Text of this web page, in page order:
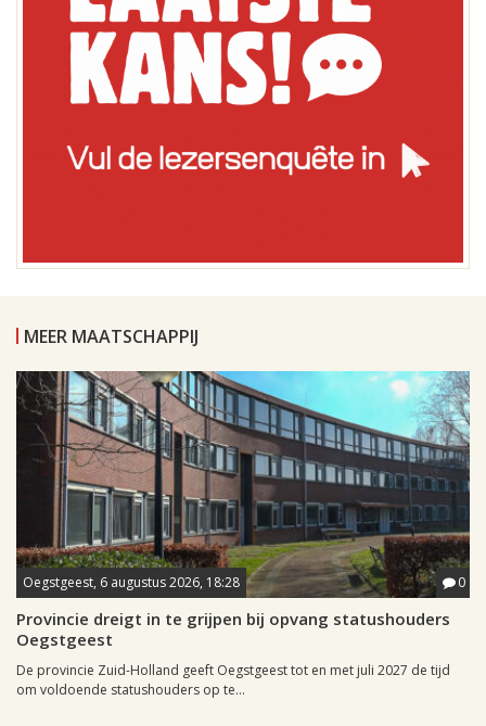
MEER MAATSCHAPPIJ
Oegstgeest, 6 augustus 2026, 18:28 0
Provincie dreigt in te grijpen bij opvang statushouders
Oegstgeest
De provincie Zuid-Holland geeft Oegstgeest tot en met juli 2027 de tijd
om voldoende statushouders op te...